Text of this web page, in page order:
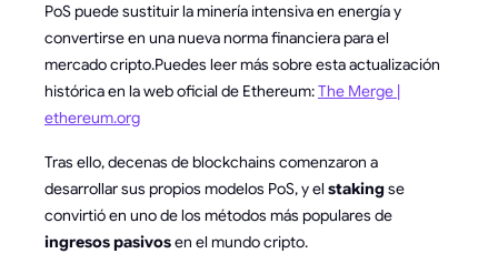
PoS puede sustituir la minería intensiva en energía y
convertirse en una nueva norma financiera para el
mercado cripto.Puedes leer más sobre esta actualización
histórica en la web oficial de Ethereum:The Merge |
ethereum.org
Tras ello, decenas de blockchains comenzaron a
desarrollar sus propios modelos PoS, y el stakingse
convirtió en uno de los métodos más populares de
ingresos pasivosen el mundo cripto.